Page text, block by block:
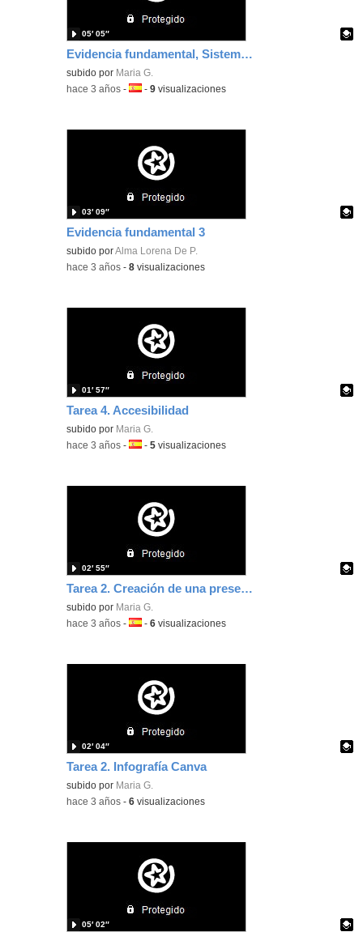
Evidencia fundamental, Sistema de gestión de aprendizaje
Contenido educativo.
subido por Maria G.
05′ 05″
-hace 3 años -Idioma:
-9 visualizaciones
Evidencia fundamental 3
Contenido educativo.
subido porAlma Lorena De P.
03′ 09″
-hace 3 años -8 visualizaciones
Tarea 4. Accesibilidad
Contenido educativo.
subido por Maria G.
01′ 57″
-hace 3 años -Idioma:
-5 visualizaciones
Tarea 2. Creación de una presentación con Canva
Contenido educativo.
subido por Maria G.
02′ 55″
-hace 3 años -Idioma:
-6 visualizaciones
Tarea 2. Infografía Canva
Contenido educativo.
subido por Maria G.
02′ 04″
-hace 3 años -6 visualizaciones
05′ 02″